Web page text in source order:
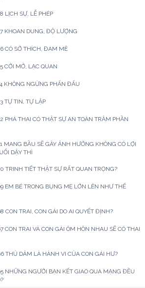
LỊCH SỰ, LỄ PHÉP
KHOAN DUNG, ĐỘ LƯỢNG
CÓ SỞ THÍCH, ĐAM MÊ
CỞI MỞ, LẠC QUAN
KHÔNG NGỪNG PHẤN ĐẤU
TỰ TIN, TỰ LẬP
PHÁ THAI CÓ THẬT SỰ AN TOÀN TRĂM PHẦN
MANG BẦU SẼ GÂY ẢNH HƯỞNG KHÔNG CÓ LỢI
DẬY THÌ
TRINH TIẾT THẬT SỰ RẤT QUAN TRỌNG?
EM BÉ TRONG BỤNG MẸ LỚN LÊN NHƯ THẾ
CON TRAI, CON GÁI DO AI QUYẾT ĐỊNH?
CON TRAI VÀ CON GÁI ÔM HÔN NHAU SẼ CÓ THAI
THỦ DÂM LÀ HÀNH VI CỦA CON GÁI HƯ?
NHỮNG NGƯỜI BẠN KẾT GIAO QUA MẠNG ĐỀU